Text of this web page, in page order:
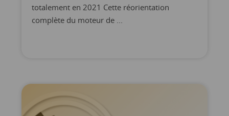
totalement en 2021 Cette réorientation
complète du moteur de ...